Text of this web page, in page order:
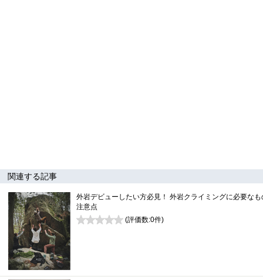
関連する記事
外岩デビューしたい方必見！ 外岩クライミングに必要なも
注意点
(評価数:0件)